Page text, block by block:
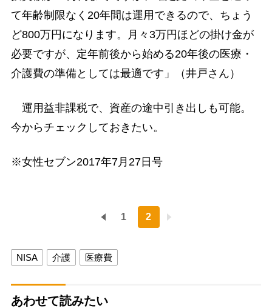
て年齢制限なく20年間は運用できるので、ちょう
ど800万円になります。月々3万円ほどの掛け金が
必要ですが、定年前後から始める20年後の医療・
介護費の準備としては最適です」（井戸さん）
運用益非課税で、資産の途中引き出しも可能。
今からチェックしておきたい。
※女性セブン2017年7月27日号
1 2
NISA 介護 医療費
あわせて読みたい